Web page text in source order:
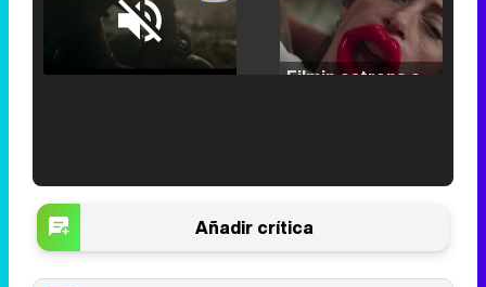
Unmute /
Loaded
25.30%
Añadir crítica